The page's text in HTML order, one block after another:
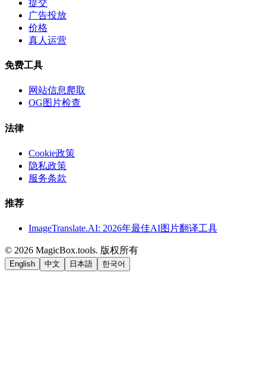
提交
广告投放
价格
真人运营
免费工具
网站信息爬取
OG图片检查
法律
Cookie政策
隐私政策
服务条款
推荐
ImageTranslate.AI: 2026年最佳AI图片翻译工具
© 2026 MagicBox.tools. 版权所有
English 中文 日本語 한국어